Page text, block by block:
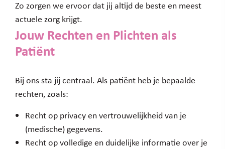
Zo zorgen we ervoor dat jij altijd de beste en meest
actuele zorg krijgt.
Jouw Rechten en Plichten als
Patiënt
Bij ons sta jij centraal. Als patiënt heb je bepaalde
rechten, zoals:
Recht op privacy en vertrouwelijkheid van je
(medische) gegevens.
Recht op volledige en duidelijke informatie over je